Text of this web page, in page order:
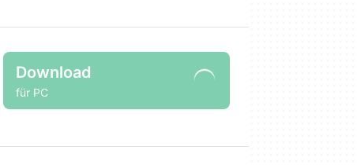
Download
für PC